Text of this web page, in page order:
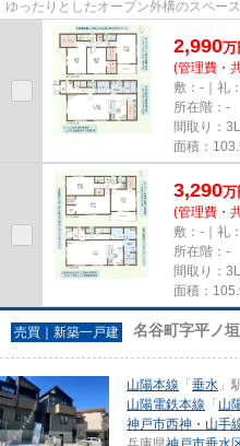
ゆったりとしたオープン外構のスペー
が高まっている省エネ対策済み...
2,990万
(管理費・
敷：-｜礼
所在階：-
間取り：
面積：
3,290万
(管理費・
敷：-｜礼
所在階：-
間取り：
面積：
売買｜新築一戸建 名谷町字平ノ
山陽本線 「 垂水 」
山陽電鉄本線 「 山
神戸市西神・山手